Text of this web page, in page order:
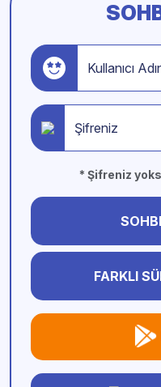
Kullanıcı
Şifreniz
* Şifreniz
FARKLI